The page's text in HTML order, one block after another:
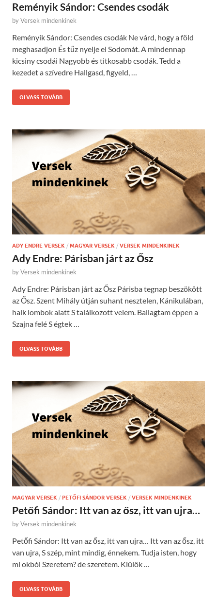
Reményik Sándor: Csendes csodák
byVersek mindenkinek
Reményik Sándor: Csendes csodák Ne várd, hogy a föld
meghasadjon És tűz nyelje el Sodomát. A mindennap
kicsiny csodái Nagyobb és titkosabb csodák. Tedd a
kezedet a szívedre Hallgasd, figyeld, …
OLVASS TOVÁBB
ADY ENDRE VERSEK / MAGYAR VERSEK / VERSEK MINDENKINEK
Ady Endre: Párisban járt az Ősz
byVersek mindenkinek
Ady Endre: Párisban járt az Ősz Párisba tegnap beszökött
az Ősz. Szent Mihály útján suhant nesztelen, Kánikulában,
halk lombok alatt S találkozott velem. Ballagtam éppen a
Szajna felé S égtek …
OLVASS TOVÁBB
MAGYAR VERSEK / PETŐFI SÁNDOR VERSEK / VERSEK MINDENKINEK
Petőfi Sándor: Itt van az ősz, itt van ujra…
byVersek mindenkinek
Petőfi Sándor: Itt van az ősz, itt van ujra… Itt van az ősz, itt
van ujra, S szép, mint mindig, énnekem. Tudja isten, hogy
mi okból Szeretem? de szeretem. Kiülök …
OLVASS TOVÁBB